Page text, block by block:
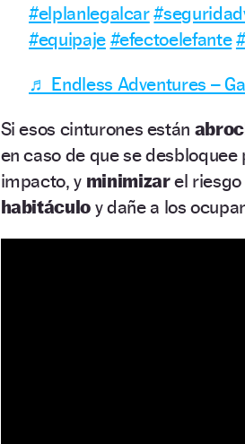
#elplanlegalcar
#equipaje #efectoelefante
♬ Endless Adventures –
Si esos cinturones están
en caso de que se
impacto, y minimizarel
habitáculo y dañe a los